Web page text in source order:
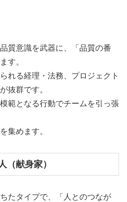
質意識を武器に、「品質の番
す。
れる経理・法務、プロジェクト
抜群です。
範となる行動でチームを引っ張
集めます。
（献身家）
たタイプで、「人とのつなが